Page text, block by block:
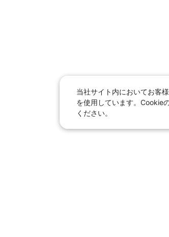
当社サイト内においてお客
を使用しています。Cookie
ください。